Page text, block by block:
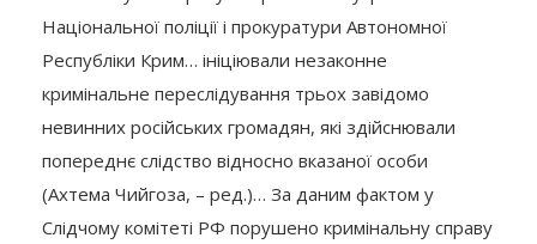
Національної поліції і прокуратури Автономної
Республіки Крим… ініціювали незаконне
кримінальне переслідування трьох завідомо
невинних російських громадян, які здійснювали
попереднє слідство відносно вказаної особи
(Ахтема Чийгоза, – ред.)… За даним фактом у
Слідчому комітеті РФ порушено кримінальну справу